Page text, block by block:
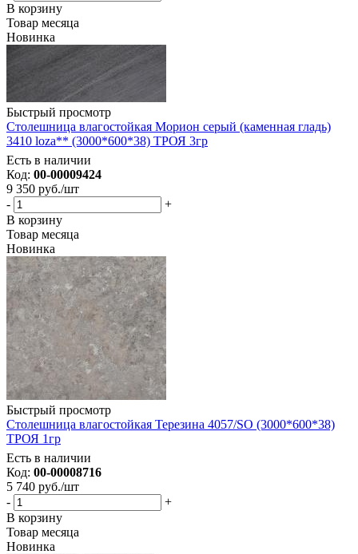
В корзину
Товар месяца
Новинка
Быстрый просмотр
Столешница влагостойкая Морион серый (каменная гладь)
3410 loza** (3000*600*38) ТРОЯ 3гр
Есть в наличии
Код: 00-00009424
9 350 руб./шт
-
+
В корзину
Товар месяца
Новинка
Быстрый просмотр
Столешница влагостойкая Терезина 4057/SO (3000*600*38)
ТРОЯ 1гр
Есть в наличии
Код: 00-00008716
5 740 руб./шт
-
+
В корзину
Товар месяца
Новинка